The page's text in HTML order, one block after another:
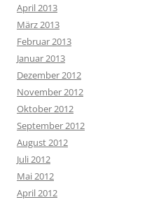
April 2013
März 2013
Februar 2013
Januar 2013
Dezember 2012
November 2012
Oktober 2012
September 2012
August 2012
Juli 2012
Mai 2012
April 2012